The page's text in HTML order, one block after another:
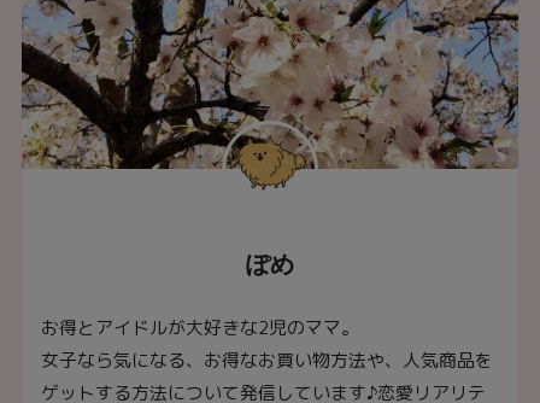
ぽめ
お得とアイドルが大好きな2児のママ。
女子なら気になる、お得なお買い物方法や、人気商品を
ゲットする方法について発信しています♪恋愛リアリテ